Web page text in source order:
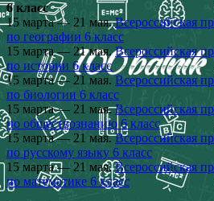
6 класс
15 марта — 21 мая.Всероссийская
по географии 6 класс
15 марта — 21 мая.Всероссийская
по истории 6 класс
15 марта — 21 мая.Всероссийская
по биологии 6 класс
15 марта — 21 мая.Всероссийская
по обществознанию 6 класс
15 марта — 21 мая.Всероссийская
по русскому языку 6 класс
15 марта — 21 мая.Всероссийская
по математике 6 класс